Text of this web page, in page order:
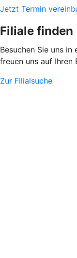
Jetzt Termin
Filiale finden
Besuchen Sie uns in
freuen uns auf Ihren
Zur Filialsuche